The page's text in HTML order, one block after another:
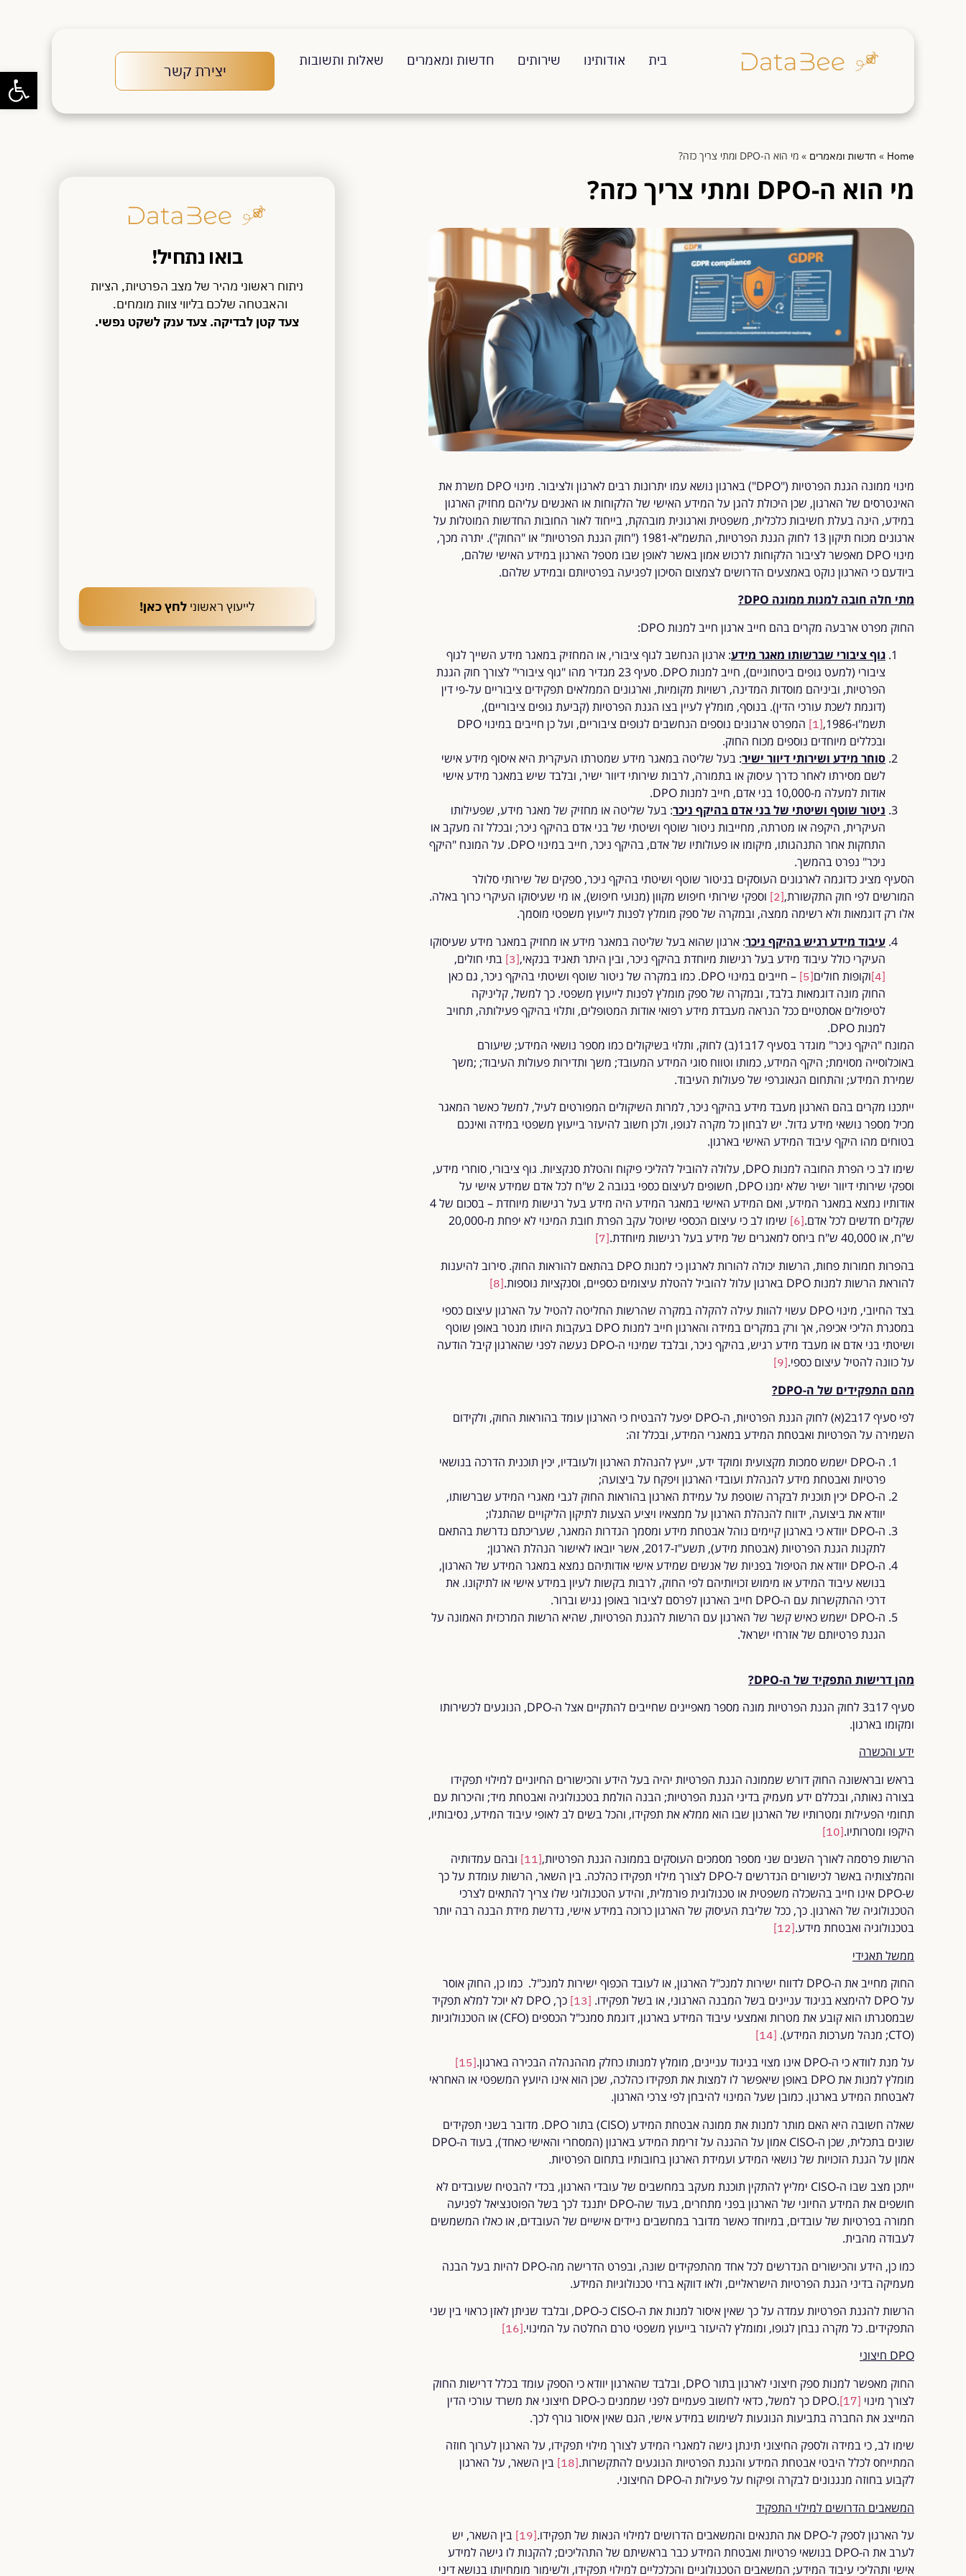
פתח
בית אודותינו שירותים חדשות ומאמרים שאלות ותשובות
יצירת קשר
Home
» חדשות ומאמרים » מי הוא ה-DPO ומתי צריך כזה?
בואו נתחיל!
ניתוח ראשוני מהיר של מצב הפרטיות, הציות
והאבטחה שלכם בליווי צוות מומחים.
צעד קטן לבדיקה. צעד ענק לשקט נפשי.
לייעוץ ראשונילחץ כאן!
מי הוא ה-DPO ומתי צריך כזה?
מינוי ממונה הגנת הפרטיות ("DPO") בארגון נושא עמו יתרונות רבים לארגון ולציבור. מינוי DPO משרת את
האינטרסים של הארגון, שכן היכולת להגן על המידע האישי של הלקוחות או האנשים עליהם מחזיק הארגון
במידע, הינה בעלת חשיבות כלכלית, משפטית וארגונית מובהקת, בייחוד לאור החובות החדשות המוטלות על
ארגונים מכוח תיקון 13 לחוק הגנת הפרטיות, התשמ"א-1981 ("חוק הגנת הפרטיות" או "החוק"). יתרה מכך,
מינוי DPO מאפשר לציבור הלקוחות לרכוש אמון באשר לאופן שבו מטפל הארגון במידע האישי שלהם,
ביודעם כי הארגון נוקט באמצעים הדרושים לצמצום הסיכון לפגיעה בפרטיותם ובמידע שלהם.
מתי חלה חובה למנות ממונה DPO?
החוק מפרט ארבעה מקרים בהם חייב ארגון חייב למנות DPO:
גוף ציבורי שברשותו מאגר מידע: ארגון הנחשב לגוף ציבורי, או המחזיק במאגר מידע השייך לגוף
ציבורי (למעט גופים ביטחוניים), חייב למנות DPO. סעיף 23 מגדיר מהו "גוף ציבורי" לצורך חוק הגנת
הפרטיות, וביניהם מוסדות המדינה, רשויות מקומיות, וארגונים הממלאים תפקידים ציבוריים על-פי דין
(דוגמת לשכת עורכי הדין). בנוסף, מומלץ לעיין בצו הגנת הפרטיות (קביעת גופים ציבוריים),
תשמ"ו-1986,
[1]
המפרט ארגונים נוספים הנחשבים לגופים ציבוריים, ועל כן חייבים במינוי DPO
ובכללים מיוחדים נוספים מכוח החוק.
סוחר מידע ושירותי דיוור ישיר: בעל שליטה במאגר מידע שמטרתו העיקרית היא איסוף מידע אישי
לשם מסירתו לאחר כדרך עיסוק או בתמורה, לרבות שירותי דיוור ישיר, ובלבד שיש במאגר מידע אישי
אודות למעלה מ-10,000 בני אדם, חייב למנות DPO.
ניטור שוטף ושיטתי של בני אדם בהיקף ניכר: בעל שליטה או מחזיק של מאגר מידע, שפעילותו
העיקרית, היקפה או מטרתה, מחייבות ניטור שוטף ושיטתי של בני אדם בהיקף ניכר; ובכלל זה מעקב או
התחקות אחר התנהגותו, מיקומו או פעולותיו של אדם, בהיקף ניכר, חייב במינוי DPO. על המונח "היקף
ניכר" נפרט בהמשך.
הסעיף מציג כדוגמה לארגונים העוסקים בניטור שוטף ושיטתי בהיקף ניכר, ספקים של שירותי סלולר
המורשים לפי חוק התקשורת,[2]
וספקי שירותי חיפוש מקוון (מנועי חיפוש), או מי שעיסוקו העיקרי כרוך באלה.
אלו רק דוגמאות ולא רשימה ממצה, ובמקרה של ספק מומלץ לפנות לייעוץ משפטי מוסמך.
עיבוד מידע רגיש בהיקף ניכר: ארגון שהוא בעל שליטה במאגר מידע או מחזיק במאגר מידע שעיסוקו
העיקרי כולל עיבוד מידע בעל רגישות מיוחדת בהיקף ניכר, ובין היתר תאגיד בנקאי,[3] בתי חולים,
[4] וקופות חולים[5]
– חייבים במינוי DPO. כמו במקרה של ניטור שוטף ושיטתי בהיקף ניכר, גם כאן
החוק מונה דוגמאות בלבד, ובמקרה של ספק מומלץ לפנות לייעוץ משפטי. כך למשל, קליניקה
לטיפולים אסתטיים ככל הנראה מעבדת מידע רפואי אודות המטופלים, ותלוי בהיקף פעילותה, תחויב
למנות DPO.
המונח "היקף ניכר" מוגדר בסעיף 17ב1(ב) לחוק, ותלוי בשיקולים כמו מספר נושאי המידע; שיעורם
באוכלוסייה מסוימת; היקף המידע, כמותו וטווח סוגי המידע המעובד; משך ותדירות פעולות העיבוד; ;משך
שמירת המידע; והתחום הגאוגרפי של פעולות העיבוד.
ייתכנו מקרים בהם הארגון מעבד מידע בהיקף ניכר, למרות השיקולים המפורטים לעיל, למשל כאשר המאגר
מכיל מספר נושאי מידע גדול. יש לבחון כל מקרה לגופו, ולכן חשוב להיעזר בייעוץ משפטי במידה ואינכם
בטוחים מהו היקף עיבוד המידע האישי בארגון.
שימו לב כי הפרת החובה למנות DPO, עלולה להוביל להליכי פיקוח והטלת סנקציות. גוף ציבורי, סוחרי מידע,
וספקי שירותי דיוור ישיר שלא ימנו DPO, חשופים לעיצום כספי בגובה 2 ש"ח לכל אדם שמידע אישי על
אודותיו נמצא במאגר המידע, ואם המידע האישי במאגר המידע היה מידע בעל רגישות מיוחדת – בסכום של 4
שקלים חדשים לכל אדם.[6]
שימו לב כי עיצום הכספי שיוטל עקב הפרת חובת המינוי לא יפחת מ-20,000
ש"ח, או 40,000 ש"ח ביחס למאגרים של מידע בעל רגישות מיוחדת.
[7]
בהפרות חמורות פחות, הרשות יכולה להורות לארגון כי למנות DPO בהתאם להוראות החוק. סירוב להיענות
להוראת הרשות למנות DPO בארגון עלול להוביל להטלת עיצומים כספיים, וסנקציות נוספות.
[8]
בצד החיובי, מינוי DPO עשוי להוות עילה להקלה במקרה שהרשות החליטה להטיל על הארגון עיצום כספי
במסגרת הליכי אכיפה, אך ורק במקרים במידה והארגון חייב למנות DPO בעקבות היותו מנטר באופן שוטף
ושיטתי בני אדם או מעבד מידע רגיש, בהיקף ניכר, ובלבד שמינוי ה-DPO נעשה לפני שהארגון קיבל הודעה
על כוונה להטיל עיצום כספי.[9]
מהם התפקידים של ה-DPO?
לפי סעיף 17ב2(א) לחוק הגנת הפרטיות, ה-DPO יפעל להבטיח כי הארגון עומד בהוראות החוק, ולקידום
השמירה על הפרטיות ואבטחת המידע במאגרי המידע, ובכלל זה:
ה-DPO ישמש סמכות מקצועית ומוקד ידע, ייעץ להנהלת הארגון ולעובדיו, יכין תוכנית הדרכה בנושאי
פרטיות ואבטחת מידע להנהלת ועובדי הארגון ויפקח על ביצועה;
ה-DPO יכין תוכנית לבקרה שוטפת על עמידת הארגון בהוראות החוק לגבי מאגרי המידע שברשותו,
יוודא את ביצועה, ידווח להנהלת הארגון על ממצאיו ויציע הצעות לתיקון הליקויים שהתגלו;
ה-DPO יוודא כי בארגון קיימים נוהל אבטחת מידע ומסמך הגדרות המאגר, שעריכתם נדרשת בהתאם
לתקנות הגנת הפרטיות (אבטחת מידע), תשע"ז-2017, אשר יובאו לאישור הנהלת הארגון;
ה-DPO יוודא את הטיפול בפניות של אנשים שמידע אישי אודותיהם נמצא במאגר המידע של הארגון,
בנושא עיבוד המידע או מימוש זכויותיהם לפי החוק, לרבות בקשות לעיון במידע אישי או לתיקונו. את
דרכי ההתקשרות עם ה-DPO חייב הארגון לפרסם לציבור באופן נגיש וברור.
ה-DPO ישמש כאיש קשר של הארגון עם הרשות להגנת הפרטיות, שהיא הרשות המרכזית האמונה על
הגנת פרטיותם של אזרחי ישראל.
מהן דרישות התפקיד של ה-DPO?
סעיף 17ב3 לחוק הגנת הפרטיות מונה מספר מאפיינים שחייבים להתקיים אצל ה-DPO, הנוגעים לכשירותו
ומקומו בארגון.
ידע והכשרה
בראש ובראשונה החוק דורש שממונה הגנת הפרטיות יהיה בעל הידע והכישורים החיוניים למילוי תפקידו
בצורה נאותה, ובכללם ידע מעמיק בדיני הגנת הפרטיות; הבנה הולמת בטכנולוגיה ואבטחת מיד; והיכרות עם
תחומי הפעילות ומטרותיו של הארגון שבו הוא ממלא את תפקידו, והכל בשים לב לאופי עיבוד המידע, נסיבותיו,
היקפו ומטרותיו.[10]
הרשות פרסמה לאורך השנים שני מספר מסמכים העוסקים בממונה הגנת הפרטיות,[11]
ובהם עמדותיה
והמלצותיה באשר לכישורים הנדרשים ל-DPO לצורך מילוי תפקידו כהלכה. בין השאר, הרשות עומדת על כך
ש-DPO אינו חייב בהשכלה משפטית או טכנולוגית פורמלית, והידע הטכנולוגי שלו צריך להתאים לצרכי
הטכנולוגיה של הארגון. כך, ככל שליבת העיסוק של הארגון כרוכה במידע אישי, נדרשת מידת הבנה רבה יותר
בטכנולוגיה ואבטחת מידע.[12]
ממשל תאגידי
החוק מחייב את ה-DPO לדווח ישירות למנכ"ל הארגון, או לעובד הכפוף ישירות למנכ"ל. כמו כן, החוק אוסר
על DPO להימצא בניגוד עניינים בשל המבנה הארגוני, או בשל תפקידו.
[13]
כך, DPO לא יוכל למלא תפקיד
שבמסגרתו הוא קובע את מטרות ואמצעי עיבוד המידע בארגון, דוגמת סמנכ"ל הכספים (CFO) או הטכנולוגיות
(CTO; מנהל מערכות המידע).
[14]
על מנת לוודא כי ה-DPO אינו מצוי בניגוד עניינים, מומלץ למנותו כחלק מההנהלה הבכירה בארגון. [15]
מומלץ למנות את DPO באופן שיאפשר לו למצות את תפקידו כהלכה, שכן הוא אינו היועץ המשפטי או האחראי
לאבטחת המידע בארגון. כמובן שעל המינוי להיבחן לפי צרכי הארגון.
שאלה חשובה היא האם מותר למנות את ממונה אבטחת המידע (CISO) בתור DPO. מדובר בשני תפקידים
שונים בתכלית, שכן ה-CISO אמון על ההגנה על זרימת המידע בארגון (המסחרי והאישי כאחד), בעוד ה-DPO
אמון על הגנת הזכויות של נושאי המידע ועמידת הארגון בחובותיו בתחום הפרטיות.
ייתכן מצב שבו ה-CISO ימליץ להתקין תוכנת מעקב במחשבים של עובדי הארגון, בכדי להבטיח שעובדים לא
חושפים את המידע החיוני של הארגון בפני מתחרים, בעוד שה-DPO יתנגד לכך בשל הפוטנציאל לפגיעה
חמורה בפרטיות של עובדים, במיוחד כאשר מדובר במחשבים ניידים אישיים של העובדים, או כאלו המשמשים
לעבודה מהבית.
כמו כן, הידע והכישורים הנדרשים לכל אחד מהתפקידים שונה, ובפרט הדרישה מה-DPO להיות בעל הבנה
מעמיקה בדיני הגנת הפרטיות הישראליים, ולאו דווקא ברזי טכנולוגיות המידע.
הרשות להגנת הפרטיות עמדה על כך שאין איסור למנות את ה-CISO כ-DPO, ובלבד שניתן לאזן כראוי בין שני
התפקידים. כל מקרה נבחן לגופו, ומומלץ להיעזר בייעוץ משפטי טרם החלטה על המינוי.[16]
DPO חיצוני
החוק מאפשר למנות ספק חיצוני לארגון בתור DPO, ובלבד שהארגון יוודא כי הספק עומד בכלל דרישות החוק
לצורך מינוי DPO. [17]
כך למשל, כדאי לחשוב פעמיים לפני שממנים כ-DPO חיצוני את משרד עורכי הדין
המייצג את החברה בתביעות הנוגעות לשימוש במידע אישי, הגם שאין איסור גורף לכך.
שימו לב, כי במידה ולספק החיצוני תינתן גישה למאגרי המידע לצורך מילוי תפקידו, על הארגון לערוך חוזה
המתייחס לכלל היבטי אבטחת המידע והגנת הפרטיות הנוגעים להתקשרות.[18]
בין השאר, על הארגון
לקבוע בחוזה מנגנונים לבקרה ופיקוח על פעילות ה-DPO החיצוני.
המשאבים הדרושים למילוי התפקיד
על הארגון לספק ל-DPO את התנאים והמשאבים הדרושים למילוי הנאות של תפקידו.
[19]
בין השאר, יש
לערב את ה-DPO בנושאי פרטיות ואבטחת המידע כבר בראשיתם של התהליכים; להקנות לו גישה למידע
אישי ותהליכי עיבוד המידע; המשאבים הטכנולוגיים והכלכליים למילוי תפקידו, ולשימור מומחיותו בנושא דיני